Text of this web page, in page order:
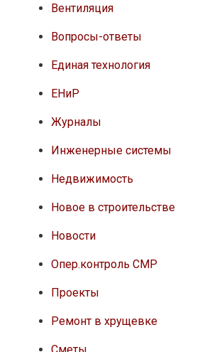
Вентиляция
Вопросы-ответы
Единая технология
ЕНиР
Журналы
Инженерные системы
Недвижимость
Новое в строительстве
Новости
Опер.контроль СМР
Проекты
Ремонт в хрущевке